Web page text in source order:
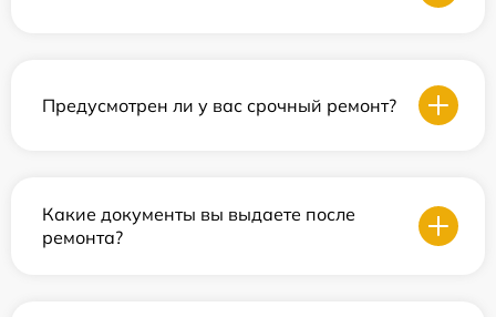
Предусмотрен ли у вас срочный ремонт?
Какие документы вы выдаете после
ремонта?